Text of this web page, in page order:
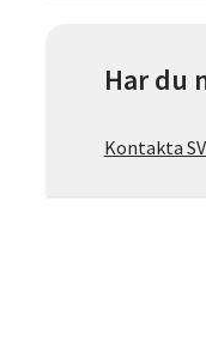
Har du
Kontakta